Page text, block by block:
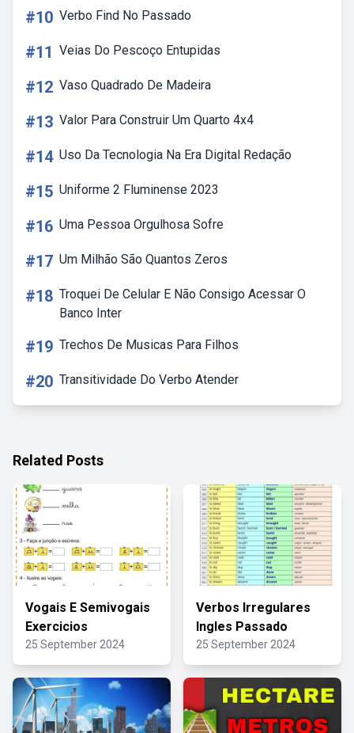
#10 Verbo Find No Passado
#11 Veias Do Pescoço Entupidas
#12 Vaso Quadrado De Madeira
#13 Valor Para Construir Um Quarto 4x4
#14 Uso Da Tecnologia Na Era Digital Redação
#15 Uniforme 2 Fluminense 2023
#16 Uma Pessoa Orgulhosa Sofre
#17 Um Milhão São Quantos Zeros
#18 Troquei De Celular E Não Consigo Acessar O
Banco Inter
#19 Trechos De Musicas Para Filhos
#20 Transitividade Do Verbo Atender
Related Posts
Vogais E Semivogais
Exercicios
25 September 2024
Verbos Irregulares
Ingles Passado
25 September 2024